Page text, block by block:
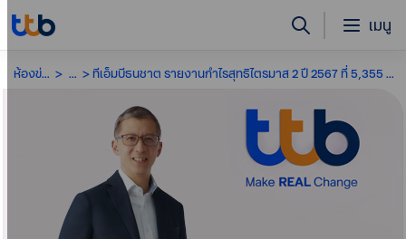
เมนู
ห้องข่าว ... ทีเอ็มบีธนชาต รายงานกำไรสุทธิไตรมาส 2 ปี 2567 ที่ 5,355 ล้านบาท